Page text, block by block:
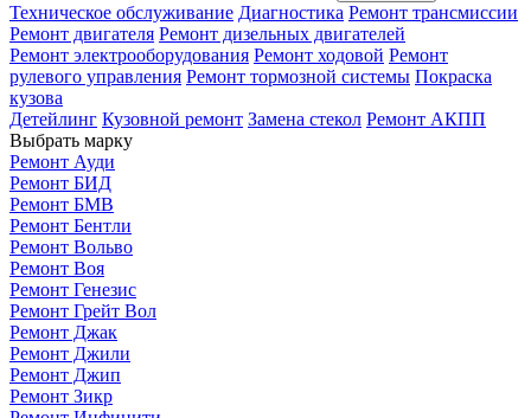
Техническое обслуживание Диагностика Ремонт трансмиссии
Ремонт двигателя Ремонт дизельных двигателей
Ремонт электрооборудования Ремонт ходовой Ремонт
рулевого управления Ремонт тормозной системы Покраска
кузова
Детейлинг Кузовной ремонт Замена стекол Ремонт АКПП
Выбрать марку
Ремонт Ауди
Ремонт БИД
Ремонт БМВ
Ремонт Бентли
Ремонт Вольво
Ремонт Воя
Ремонт Генезис
Ремонт Грейт Вол
Ремонт Джак
Ремонт Джили
Ремонт Джип
Ремонт Зикр